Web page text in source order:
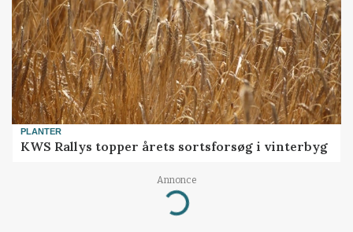
PLANTER
KWS Rallys topper årets sortsforsøg i vinterbyg
Annonce
Loading...